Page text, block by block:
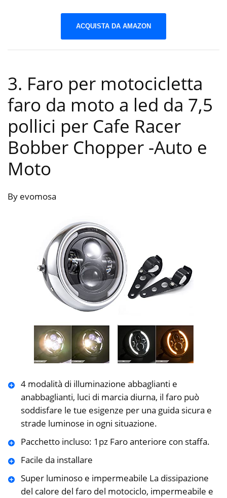
ACQUISTA DA AMAZON
3. Faro per motocicletta
faro da moto a led da 7,5
pollici per Cafe Racer
Bobber Chopper -Auto e
Moto
By evomosa
4 modalità di illuminazione abbaglianti e
anabbaglianti, luci di marcia diurna, il faro può
soddisfare le tue esigenze per una guida sicura e
strade luminose in ogni situazione.
Pacchetto incluso: 1pz Faro anteriore con staffa.
Facile da installare
Super luminoso e impermeabile La dissipazione
del calore del faro del motociclo, impermeabile e